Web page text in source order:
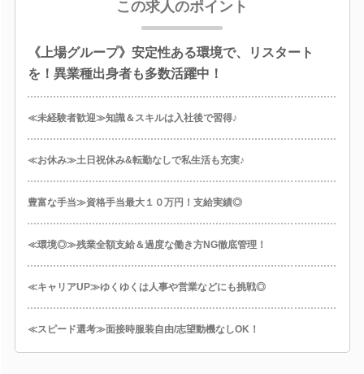
この求人のポイント
《上場グループ》安定性ある環境で、リスタート
を！異業種出身者も多数活躍中！
≪未経験者歓迎≫知識＆スキルは入社後で習得♪
≪お休み≫土日祝休み&転勤なしで私生活も充実♪
豊富な手当≫資格手当最大１０万円！支給実績◎
≪環境◎≫残業全額支給＆過度な働き方NG徹底管理！
≪キャリアUP≫ゆくゆくは人事や営業などにも挑戦◎
≪スピード選考≫面接時服装自由/志望動機なしOK！